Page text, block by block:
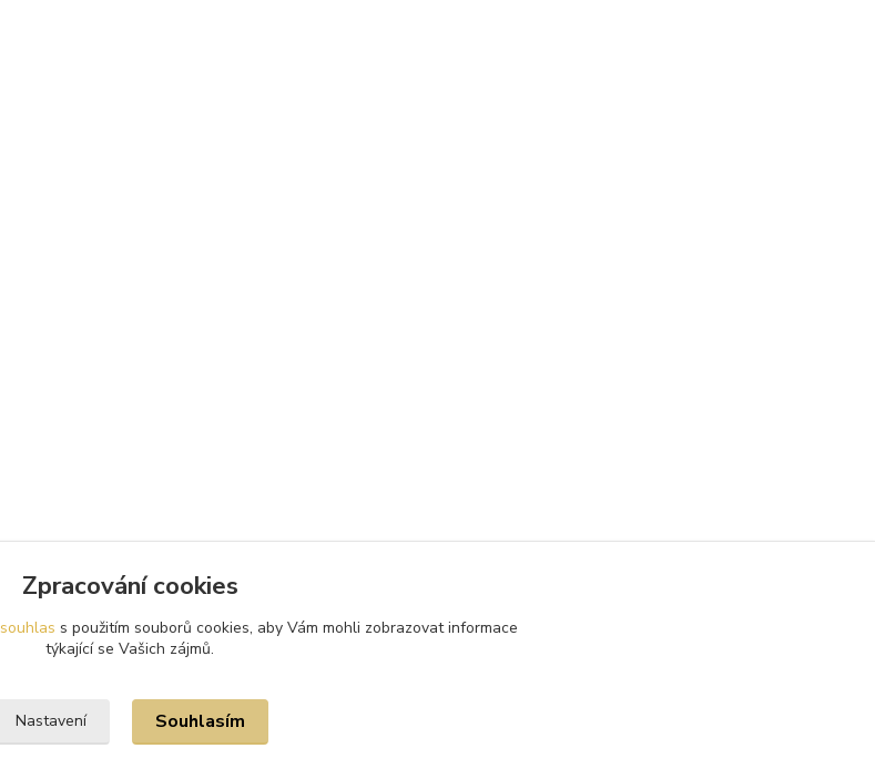
Zpracování cookies
souhlas s použitím souborů cookies, aby Vám mohli zobrazovat informace
týkající se Vašich zájmů.
Nastavení Souhlasím